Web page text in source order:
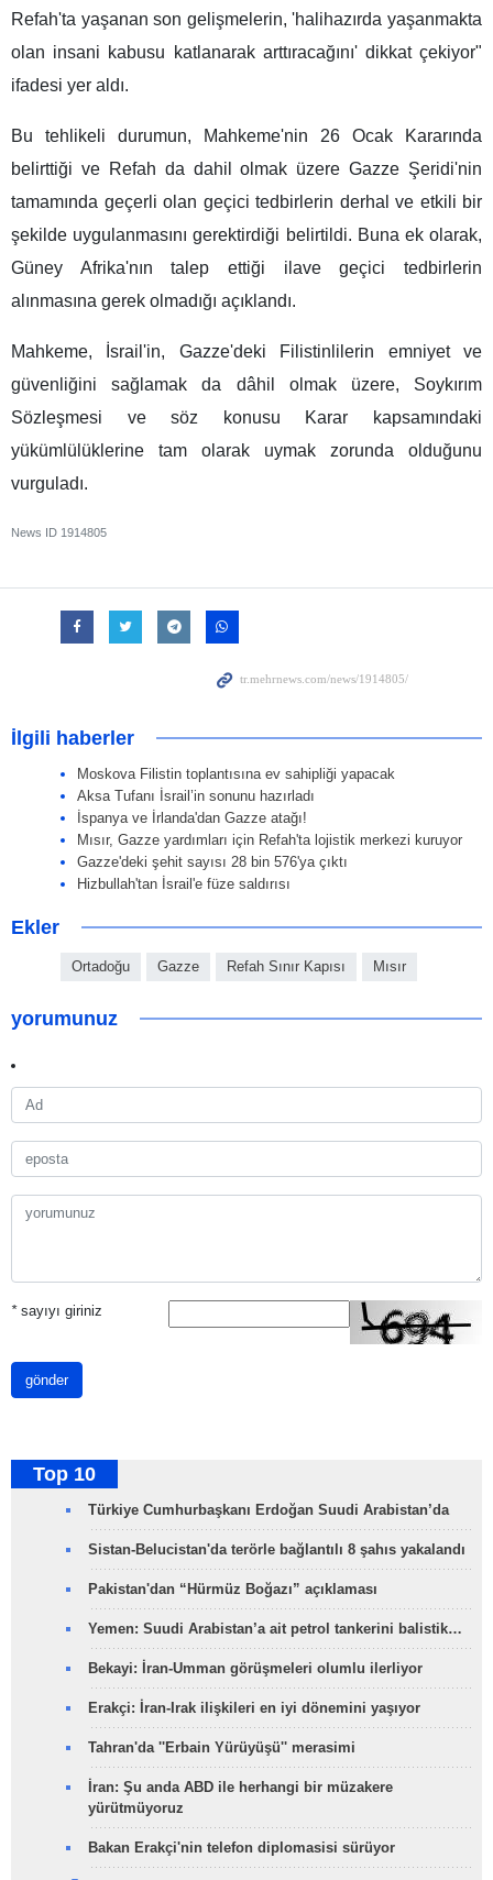
Refah'ta yaşanan son gelişmelerin, 'halihazırda yaşanmakta
olan insani kabusu katlanarak arttıracağını' dikkat çekiyor"
ifadesi yer aldı.
Bu tehlikeli durumun, Mahkeme'nin 26 Ocak Kararında
belirttiği ve Refah da dahil olmak üzere Gazze Şeridi'nin
tamamında geçerli olan geçici tedbirlerin derhal ve etkili bir
şekilde uygulanmasını gerektirdiği belirtildi. Buna ek olarak,
Güney Afrika'nın talep ettiği ilave geçici tedbirlerin
alınmasına gerek olmadığı açıklandı.
Mahkeme, İsrail'in, Gazze'deki Filistinlilerin emniyet ve
güvenliğini sağlamak da dâhil olmak üzere, Soykırım
Sözleşmesi ve söz konusu Karar kapsamındaki
yükümlülüklerine tam olarak uymak zorunda olduğunu
vurguladı.
News ID 1914805
İlgili haberler
Moskova Filistin toplantısına ev sahipliği yapacak
Aksa Tufanı İsrail’in sonunu hazırladı
İspanya ve İrlanda'dan Gazze atağı!
Mısır, Gazze yardımları için Refah'ta lojistik merkezi kuruyor
Gazze'deki şehit sayısı 28 bin 576'ya çıktı
Hizbullah'tan İsrail'e füze saldırısı
Ekler
Ortadoğu Gazze Refah Sınır Kapısı Mısır
yorumunuz
*sayıyı giriniz
gönder
Top 10
Türkiye Cumhurbaşkanı Erdoğan Suudi Arabistan’da
Sistan-Belucistan'da terörle bağlantılı 8 şahıs yakalandı
Pakistan'dan “Hürmüz Boğazı” açıklaması
Yemen: Suudi Arabistan’a ait petrol tankerini balistik…
Bekayi: İran-Umman görüşmeleri olumlu ilerliyor
Erakçi: İran-Irak ilişkileri en iyi dönemini yaşıyor
Tahran'da ''Erbain Yürüyüşü'' merasimi
İran: Şu anda ABD ile herhangi bir müzakere
yürütmüyoruz
Bakan Erakçi'nin telefon diplomasisi sürüyor